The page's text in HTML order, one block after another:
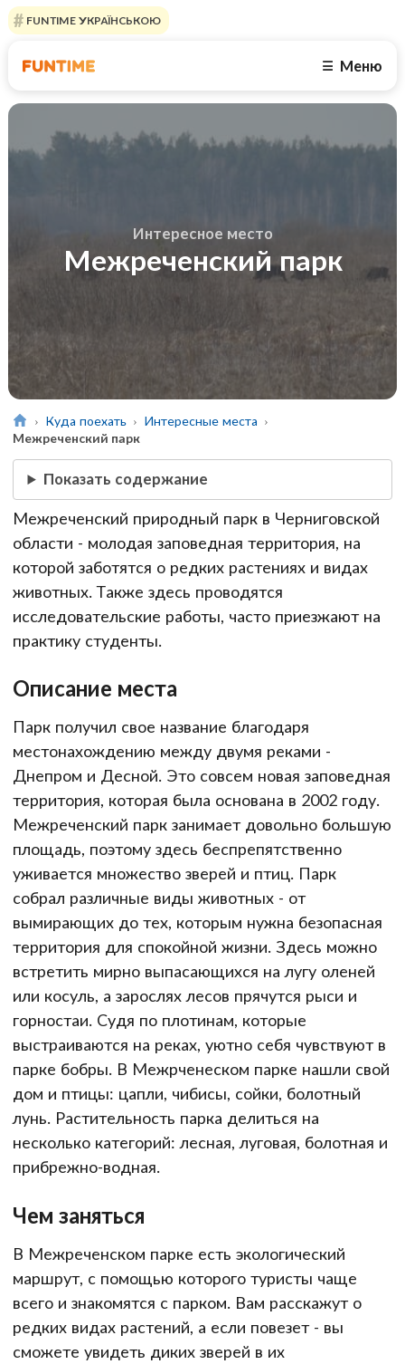
FUNTIME УКРАЇНСЬКОЮ
☰ Меню
Интересное место
Межреченский парк
Куда поехать
Интересные места
Межреченский парк
Показать содержание
Межреченский природный парк в Черниговской
области - молодая заповедная территория, на
которой заботятся о редких растениях и видах
животных. Также здесь проводятся
исследовательские работы, часто приезжают на
практику студенты.
Описание места
Парк получил свое название благодаря
местонахождению между двумя реками -
Днепром и Десной. Это совсем новая заповедная
территория, которая была основана в 2002 году.
Межреченский парк занимает довольно большую
площадь, поэтому здесь беспрепятственно
уживается множество зверей и птиц. Парк
собрал различные виды животных - от
вымирающих до тех, которым нужна безопасная
территория для спокойной жизни. Здесь можно
встретить мирно выпасающихся на лугу оленей
или косуль, а зарослях лесов прячутся рыси и
горностаи. Судя по плотинам, которые
выстраиваются на реках, уютно себя чувствуют в
парке бобры. В Межрченеском парке нашли свой
дом и птицы: цапли, чибисы, сойки, болотный
лунь. Растительность парка делиться на
несколько категорий: лесная, луговая, болотная и
прибрежно-водная.
Чем заняться
В Межреченском парке есть экологический
маршрут, с помощью которого туристы чаще
всего и знакомятся с парком. Вам расскажут о
редких видах растений, а если повезет - вы
сможете увидеть диких зверей в их